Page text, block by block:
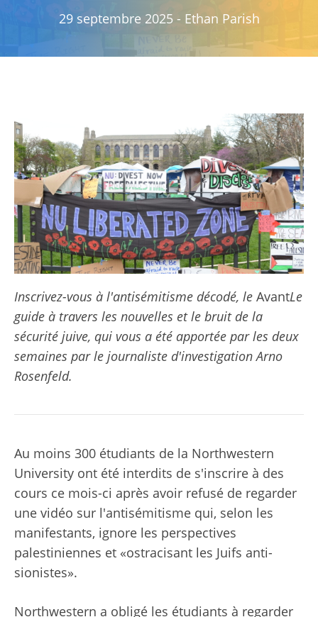
29 septembre 2025 - Ethan Parish
Inscrivez-vous à l'antisémitisme décodé, le AvantLe
guide à travers les nouvelles et le bruit de la
sécurité juive, qui vous a été apportée par les deux
semaines par le journaliste d'investigation Arno
Rosenfeld.
Au moins 300 étudiants de la Northwestern
University ont été interdits de s'inscrire à des
cours ce mois-ci après avoir refusé de regarder
une vidéo sur l'antisémitisme qui, selon les
manifestants, ignore les perspectives
palestiniennes et «ostracisant les Juifs anti-
sionistes».
Northwestern a obligé les étudiants à regarder